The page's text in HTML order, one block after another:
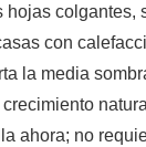
hojas colgantes,
con
la media
crecimiento
ahora; no